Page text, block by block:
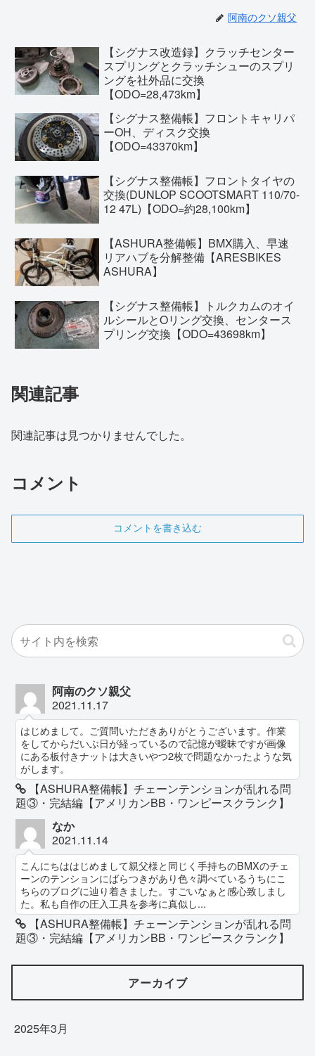
阿南のクソ親父
【シグナス改造録】クラッチセンター
スプリングとクラッチシューのスプリ
ングを社外品に交換
【ODO=28,473km】
【シグナス整備帳】フロントキャリパ
ーOH、ディスク交換
【ODO=43370km】
【シグナス整備帳】フロントタイヤの
交換(DUNLOP SCOOTSMART 110/70-
12 47L)【ODO=約28,100km】
【ASHURA整備帳】BMX購入、早速
リアハブを分解整備【ARESBIKES
ASHURA】
【シグナス整備帳】トルクカムのオイ
ルシールとOリング交換、センタース
プリング交換【ODO=43698km】
関連記事
関連記事は見つかりませんでした。
コメント
コメントを書き込む
阿南のクソ親父
2021.11.17
はじめまして。ご質問いただきありがとうございます。作業
をしてからだいぶ日が経っているので記憶が曖昧ですが画像
にある板付きナットは大きいやつ2枚で問題なかったような気
がします。
【ASHURA整備帳】チェーンテンションが乱れる問
題③・完結編【アメリカンBB・ワンピースクランク】
なか
2021.11.14
こんにちははじめまして親父様と同じく手持ちのBMXのチェ
ーンのテンションにばらつきがあり色々調べているうちにこ
ちらのブログに辿り着きました。すごいなぁと感心致しまし
た。私も自作の圧入工具を参考に真似し...
【ASHURA整備帳】チェーンテンションが乱れる問
題③・完結編【アメリカンBB・ワンピースクランク】
アーカイブ
2025年3月